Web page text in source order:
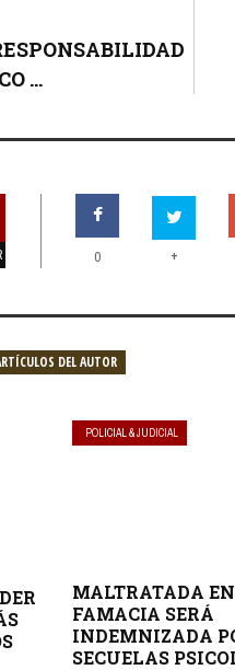
...
0 +
DEL AUTOR
POLICIAL & JUDICIAL
MALTRATADA
FAMACIA SERÁ
INDEMNIZADA
SECUELAS